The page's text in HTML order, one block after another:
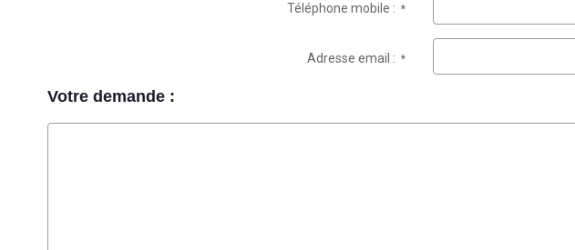
Téléphone mobile :*
Adresse email :*
Votre demande :